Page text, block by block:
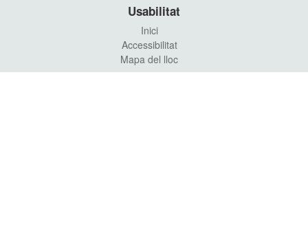
Usabilitat
Inici
Accessibilitat
Mapa del lloc